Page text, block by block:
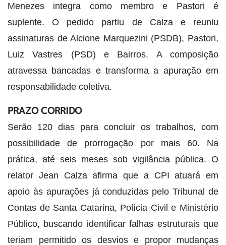
Menezes integra como membro e Pastori é
suplente. O pedido partiu de Calza e reuniu
assinaturas de Alcione Marquezini (PSDB), Pastori,
Luiz Vastres (PSD) e Bairros. A composição
atravessa bancadas e transforma a apuração em
responsabilidade coletiva.
PRAZO CORRIDO
Serão 120 dias para concluir os trabalhos, com
possibilidade de prorrogação por mais 60. Na
prática, até seis meses sob vigilância pública. O
relator Jean Calza afirma que a CPI atuará em
apoio às apurações já conduzidas pelo Tribunal de
Contas de Santa Catarina, Polícia Civil e Ministério
Público, buscando identificar falhas estruturais que
teriam permitido os desvios e propor mudanças